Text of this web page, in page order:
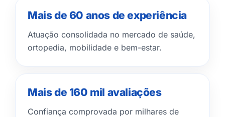
Mais de 60 anos de experiência
Atuação consolidada no mercado de saúde,
ortopedia, mobilidade e bem-estar.
Mais de 160 mil avaliações
Confiança comprovada por milhares de